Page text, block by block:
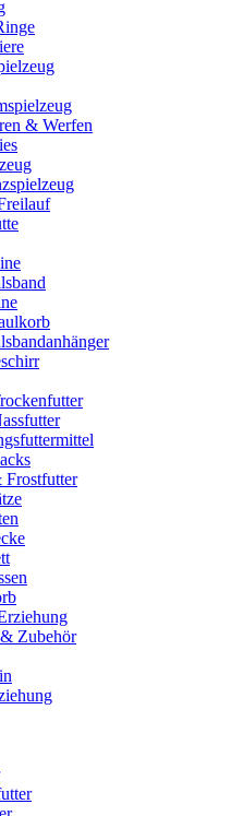
& Werfen
Zubehör